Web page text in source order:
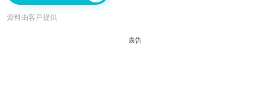
資料由客戶提供
廣告